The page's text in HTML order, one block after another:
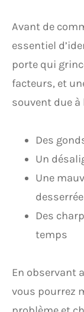
Avant de
essentiel
porte qui
facteurs, et
souvent due à
Des
Un
Une
Des
temps
En observant
vous pourrez